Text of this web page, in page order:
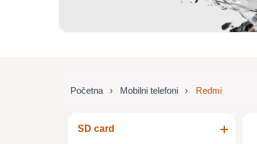
Početna Mobilni telefoni Redmi
SD card